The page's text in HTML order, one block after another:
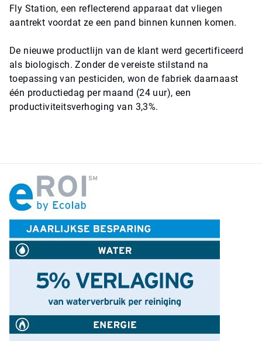
Fly Station, een reflecterend apparaat dat vliegen
aantrekt voordat ze een pand binnen kunnen komen.
De nieuwe productlijn van de klant werd gecertificeerd
als biologisch. Zonder de vereiste stilstand na
toepassing van pesticiden, won de fabriek daarnaast
één productiedag per maand (24 uur), een
productiviteitsverhoging van 3,3%.